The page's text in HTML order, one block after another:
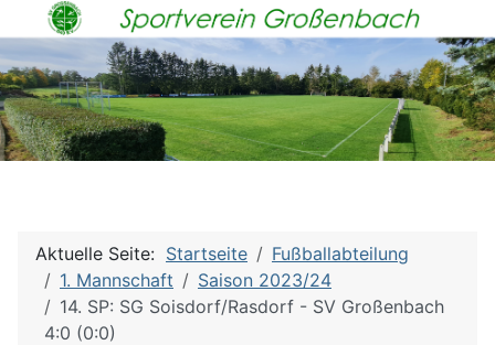
Aktuelle Seite: Startseite
Fußballabteilung
1. Mannschaft
Saison 2023/24
14. SP: SG Soisdorf/Rasdorf - SV Großenbach
4:0 (0:0)